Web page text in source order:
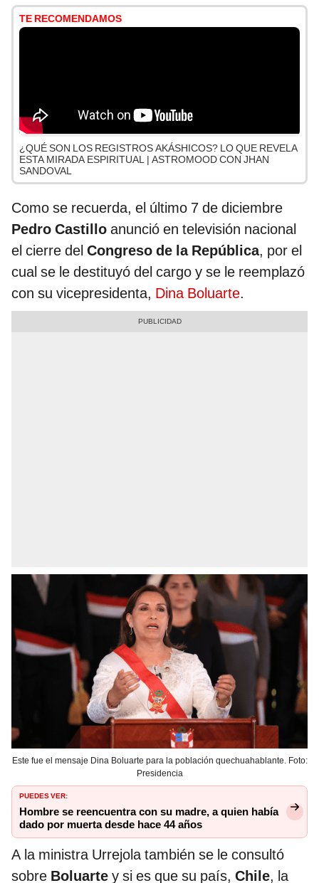
TE RECOMENDAMOS
¿QUÉ SON LOS REGISTROS AKÁSHICOS? LO QUE REVELA
ESTA MIRADA ESPIRITUAL | ASTROMOOD CON JHAN
SANDOVAL
Como se recuerda, el último 7 de diciembre
Pedro Castillo anunció en televisión nacional
el cierre del Congreso de la República, por el
cual se le destituyó del cargo y se le reemplazó
con su vicepresidenta, Dina Boluarte.
Este fue el mensaje Dina Boluarte para la población quechuahablante. Foto:
Presidencia
PUEDES VER:
Hombre se reencuentra con su madre, a quien había
dado por muerta desde hace 44 años
A la ministra Urrejola también se le consultó
sobre Boluarte y si es que su país, Chile, la